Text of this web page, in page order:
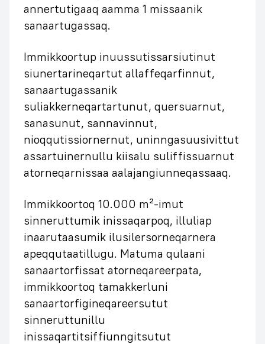
annertutigaaq aamma 1 missaanik
sanaartugassaq.
Immikkoortup inuussutissarsiutinut
siunertarineqartut allaffeqarfinnut,
sanaartugassanik
suliakkerneqartartunut, quersuarnut,
sanasunut, sannavinnut,
nioqqutissiornernut, uninngasuusivittut
assartuinernullu kiisalu suliffissuarnut
atorneqarnissaa aalajangiunneqassaaq.
Immikkoortoq 10.000 m²-imut
sinneruttumik inissaqarpoq, illuliap
inaarutaasumik ilusilersorneqarnera
apeqqutaatillugu. Matuma qulaani
sanaartorfissat atorneqareerpata,
immikkoortoq tamakkerluni
sanaartorfigineqareersutut
sinneruttunillu
inissaqartitsiffiunngitsutut